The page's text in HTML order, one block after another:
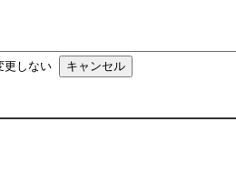
更しない